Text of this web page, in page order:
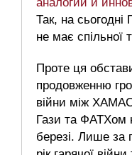
Так, на сьогодні
не має спільної
Проте ця
продовженню
війни між
Гази та ФАТХом
березі. Лише за